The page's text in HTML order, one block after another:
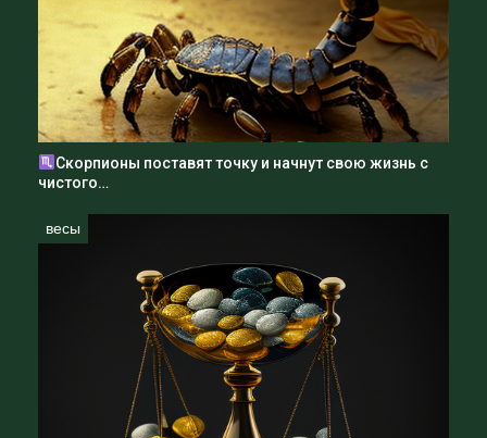
Скорпионы поставят точку и начнут свою жизнь с
чистого…
весы